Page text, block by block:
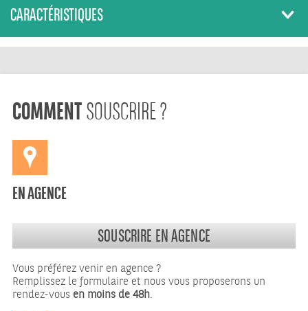
CARACTÉRISTIQUES
COMMENTSOUSCRIRE ?
EN AGENCE
SOUSCRIRE EN AGENCE
Vous préférez venir en agence ?
Remplissez le formulaire et nous vous proposerons un
rendez-vous en moins de 48h.